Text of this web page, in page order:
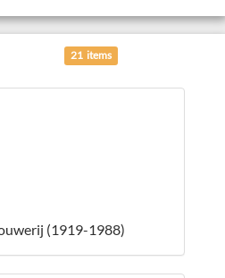
21 items
(1919-1988)